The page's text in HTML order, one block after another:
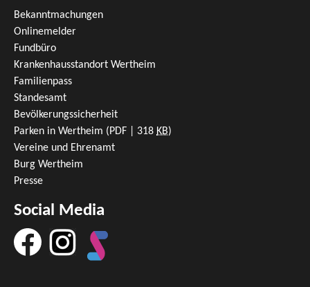
Bekanntmachungen
Onlinemelder
Fundbüro
Krankenhausstandort Wertheim
Familienpass
Standesamt
Bevölkerungssicherheit
Parken in Wertheim (PDF | 318 KB)
Vereine und Ehrenamt
Burg Wertheim
Presse
Social Media